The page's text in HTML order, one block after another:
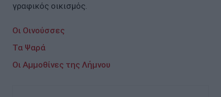
γραφικός οικισμός.
Οι Οινούσσες
Τα Ψαρά
Οι Αμμοθίνες της Λήμνου